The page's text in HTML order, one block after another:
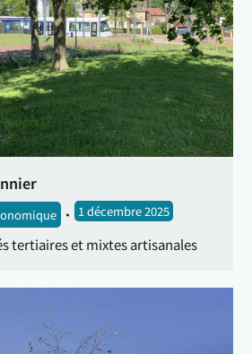
1 décembre 2025
tertiaires et mixtes artisanales